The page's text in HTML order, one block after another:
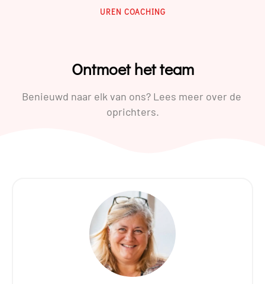
UREN COACHING
Ontmoet het team
Benieuwd naar elk van ons? Lees meer over de
oprichters.